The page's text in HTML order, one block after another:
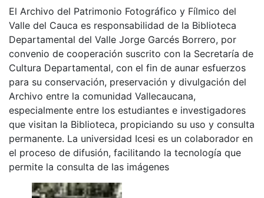
El Archivo del Patrimonio Fotográfico y Fílmico del
Valle del Cauca es responsabilidad de la Biblioteca
Departamental del Valle Jorge Garcés Borrero, por
convenio de cooperación suscrito con la Secretaría de
Cultura Departamental, con el fin de aunar esfuerzos
para su conservación, preservación y divulgación del
Archivo entre la comunidad Vallecaucana,
especialmente entre los estudiantes e investigadores
que visitan la Biblioteca, propiciando su uso y consulta
permanente. La universidad Icesi es un colaborador en
el proceso de difusión, facilitando la tecnología que
permite la consulta de las imágenes